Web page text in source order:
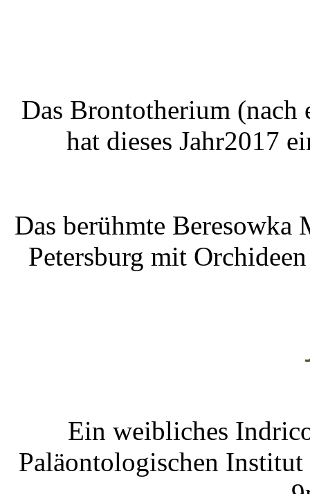
Das Brontotherium (nach
hat dieses Jahr2017
Das berühmte
Petersburg mit
Ein weibliches
Paläontologischen